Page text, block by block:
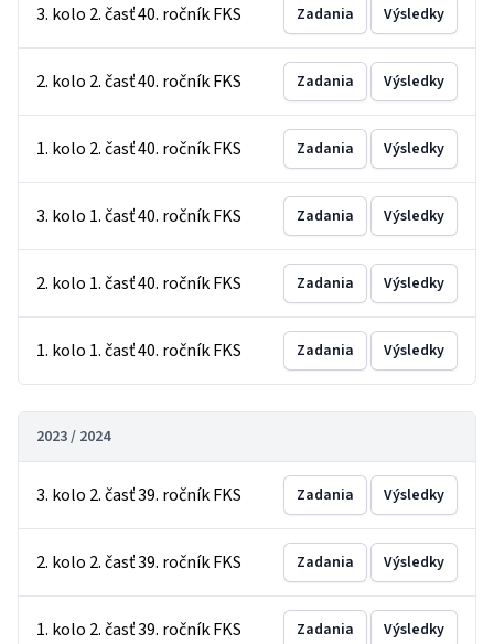
3. kolo 2. časť 40. ročník FKS Zadania Výsledky
2. kolo 2. časť 40. ročník FKS Zadania Výsledky
1. kolo 2. časť 40. ročník FKS Zadania Výsledky
3. kolo 1. časť 40. ročník FKS Zadania Výsledky
2. kolo 1. časť 40. ročník FKS Zadania Výsledky
1. kolo 1. časť 40. ročník FKS Zadania Výsledky
2023 / 2024
3. kolo 2. časť 39. ročník FKS Zadania Výsledky
2. kolo 2. časť 39. ročník FKS Zadania Výsledky
1. kolo 2. časť 39. ročník FKS Zadania Výsledky